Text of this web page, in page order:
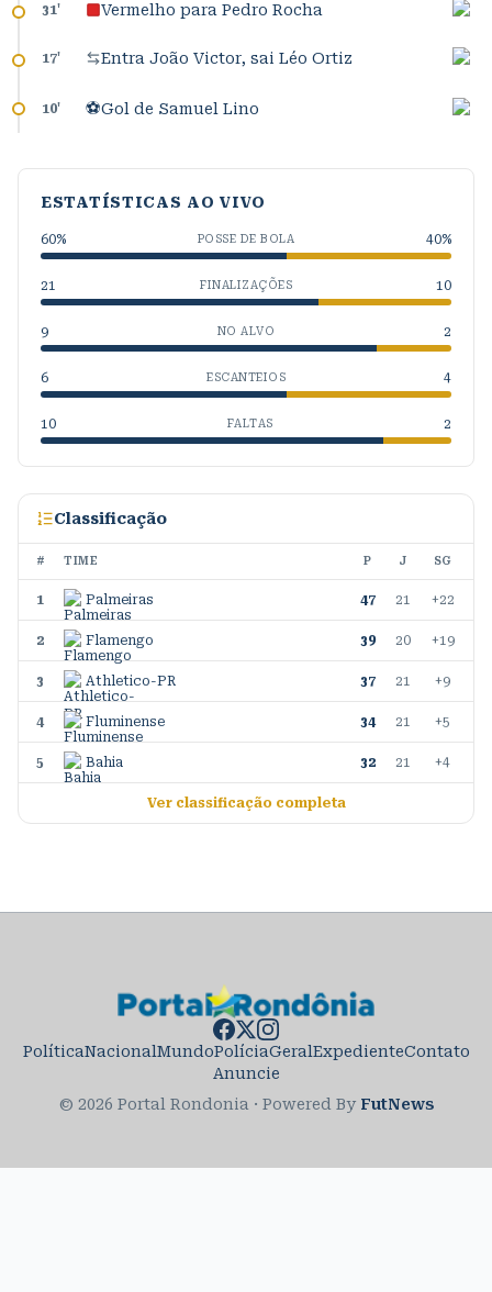
31' Vermelho para Pedro Rocha
17' Entra João Victor, sai Léo Ortiz
10' ⚽Gol de Samuel Lino
ESTATÍSTICAS AO VIVO
60% POSSE DE BOLA 40%
21 FINALIZAÇÕES 10
9 NO ALVO 2
6 ESCANTEIOS 4
10 FALTAS 2
Classificação
# TIME P J SG
1 Palmeiras 47 21 +22
2 Flamengo 39 20 +19
3 Athletico-PR 37 21 +9
4 Fluminense 34 21 +5
5 Bahia 32 21 +4
Ver classificação completa
PolíticaNacionalMundoPolíciaGeralExpedienteContato
Anuncie
© 2026 Portal Rondonia · Powered By FutNews